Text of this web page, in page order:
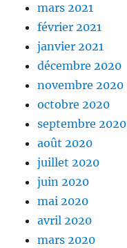
mars 2021
février 2021
janvier 2021
décembre 2020
novembre 2020
octobre 2020
septembre 2020
août 2020
juillet 2020
juin 2020
mai 2020
avril 2020
mars 2020